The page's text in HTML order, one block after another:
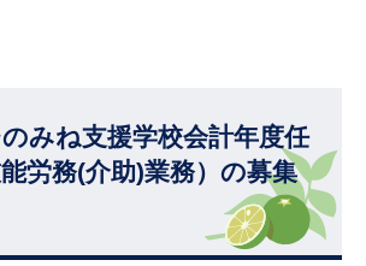
みね支援学校会計年度任
労務(介助)業務）の募集